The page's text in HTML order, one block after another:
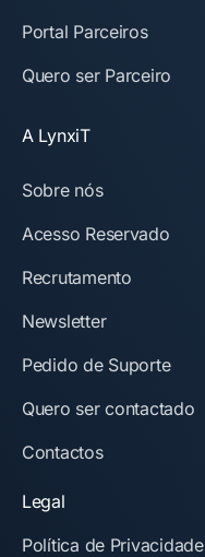
Portal Parceiros
Quero ser Parceiro
A LynxiT
Sobre nós
Acesso Reservado
Recrutamento
Newsletter
Pedido de Suporte
Quero ser contactado
Contactos
Legal
Política de Privacidade